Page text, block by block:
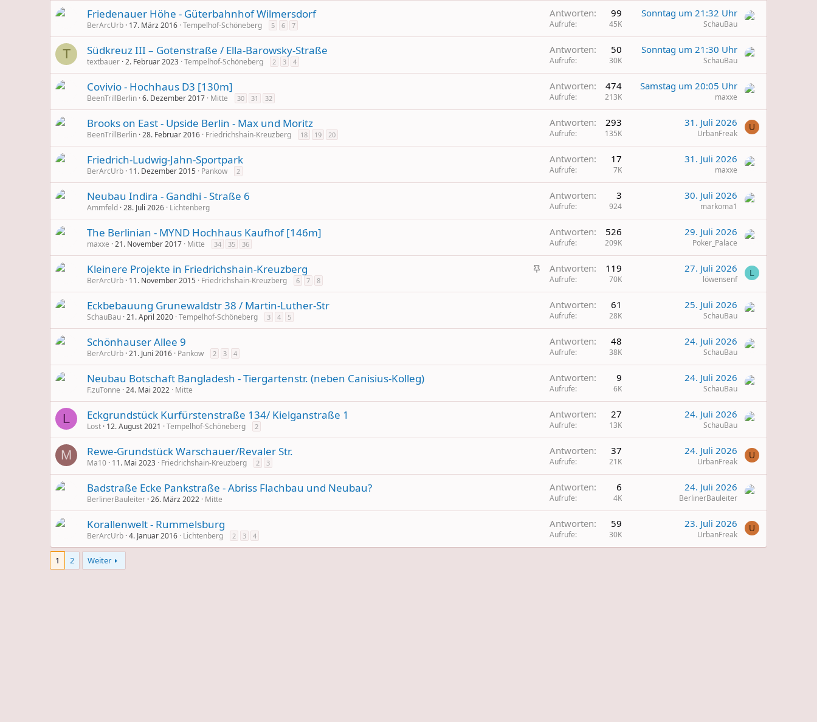
Friedenauer Höhe - Güterbahnhof Wilmersdorf
BerArcUrb 17. März 2016 Tempelhof-Schöneberg 5 6 7
Antworten 99
Aufrufe 45K
Sonntag um 21:32 Uhr
SchauBau
T Südkreuz III – Gotenstraße / Ella-Barowsky-Straße
textbauer 2. Februar 2023 Tempelhof-Schöneberg 2 3 4
Antworten 50
Aufrufe 30K
Sonntag um 21:30 Uhr
SchauBau
Covivio - Hochhaus D3 [130m]
BeenTrillBerlin 6. Dezember 2017 Mitte 30 31 32
Antworten 474
Aufrufe 213K
Samstag um 20:05 Uhr
maxxe
Brooks on East - Upside Berlin - Max und Moritz
BeenTrillBerlin 28. Februar 2016 Friedrichshain-Kreuzberg 18 19 20
Antworten 293
Aufrufe 135K
31. Juli 2026
UrbanFreak
U
Friedrich-Ludwig-Jahn-Sportpark
BerArcUrb 11. Dezember 2015 Pankow 2
Antworten 17
Aufrufe 7K
31. Juli 2026
maxxe
Neubau Indira - Gandhi - Straße 6
Ammfeld 28. Juli 2026 Lichtenberg
Antworten 3
Aufrufe 924
30. Juli 2026
markoma1
The Berlinian - MYND Hochhaus Kaufhof [146m]
maxxe 21. November 2017 Mitte 34 35 36
Antworten 526
Aufrufe 209K
29. Juli 2026
Poker_Palace
W
c
i
Kleinere Projekte in Friedrichshain-Kreuzberg
BerArcUrb 11. November 2015 Friedrichshain-Kreuzberg 6 7 8
Antworten 119
Aufrufe 70K
27. Juli 2026
löwensenf
L
Eckbebauung Grunewaldstr 38 / Martin-Luther-Str
SchauBau 21. April 2020 Tempelhof-Schöneberg 3 4 5
Antworten 61
Aufrufe 28K
25. Juli 2026
SchauBau
Schönhauser Allee 9
BerArcUrb 21. Juni 2016 Pankow 2 3 4
Antworten 48
Aufrufe 38K
24. Juli 2026
SchauBau
Neubau Botschaft Bangladesh - Tiergartenstr. (neben Canisius-Kolleg)
F.zuTonne 24. Mai 2022 Mitte
Antworten 9
Aufrufe 6K
24. Juli 2026
SchauBau
L Eckgrundstück Kurfürstenstraße 134/ Kielganstraße 1
Lost 12. August 2021 Tempelhof-Schöneberg 2
Antworten 27
Aufrufe 13K
24. Juli 2026
SchauBau
M Rewe-Grundstück Warschauer/Revaler Str.
Ma10 11. Mai 2023 Friedrichshain-Kreuzberg 2 3
Antworten 37
Aufrufe 21K
24. Juli 2026
UrbanFreak
U
Badstraße Ecke Pankstraße - Abriss Flachbau und Neubau?
BerlinerBauleiter 26. März 2022 Mitte
Antworten 6
Aufrufe 4K
24. Juli 2026
BerlinerBauleiter
Korallenwelt - Rummelsburg
BerArcUrb 4. Januar 2016 Lichtenberg 2 3 4
Antworten 59
Aufrufe 30K
23. Juli 2026
UrbanFreak
U
1 2 Weiter